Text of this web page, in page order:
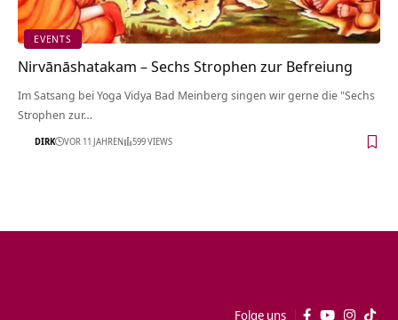
EVENTS
Nirvānāshatakam – Sechs Strophen zur Befreiung
Im Satsang bei Yoga Vidya Bad Meinberg singen wir gerne die "Sechs
Strophen zur…
DIRK VOR 11 JAHREN 599 VIEWS
Folge uns